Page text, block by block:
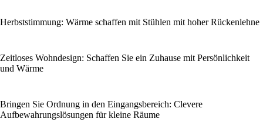
Herbststimmung: Wärme schaffen mit Stühlen mit hoher Rückenlehne
Zeitloses Wohndesign: Schaffen Sie ein Zuhause mit Persönlichkeit
und Wärme
Bringen Sie Ordnung in den Eingangsbereich: Clevere
Aufbewahrungslösungen für kleine Räume